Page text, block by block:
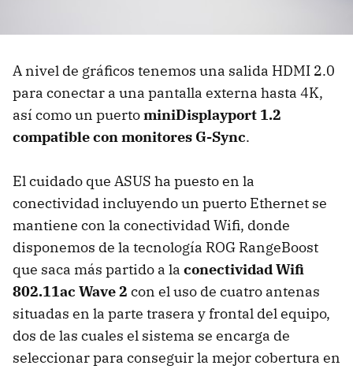
A nivel de gráficos tenemos una salida HDMI 2.0
para conectar a una pantalla externa hasta 4K,
así como un puertominiDisplayport 1.2
compatible con monitores G-Sync.
El cuidado que ASUS ha puesto en la
conectividad incluyendo un puerto Ethernet se
mantiene con la conectividad Wifi, donde
disponemos de la tecnología ROG RangeBoost
que saca más partido a la conectividad Wifi
802.11ac Wave 2 con el uso de cuatro antenas
situadas en la parte trasera y frontal del equipo,
dos de las cuales el sistema se encarga de
seleccionar para conseguir la mejor cobertura en